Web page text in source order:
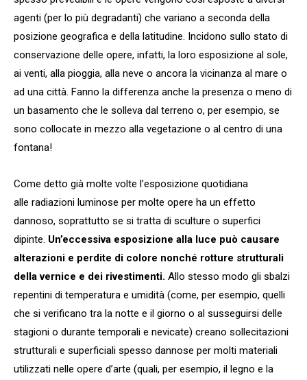
agenti (per lo più degradanti) che variano a seconda della
posizione geografica e della latitudine. Incidono sullo stato di
conservazione delle opere, infatti, la loro esposizione al sole,
ai venti, alla pioggia, alla neve o ancora la vicinanza al mare o
ad una città. Fanno la differenza anche la presenza o meno di
un basamento che le solleva dal terreno o, per esempio, se
sono collocate in mezzo alla vegetazione o al centro di una
fontana!
Come detto già molte volte l’esposizione quotidiana
alle radiazioni luminose per molte opere ha un effetto
dannoso, soprattutto se si tratta di sculture o superfici
dipinte. Un’eccessiva esposizione alla luce può causare
alterazioni e perdite di colore nonché rotture strutturali
della vernice e dei rivestimenti. Allo stesso modo gli sbalzi
repentini di temperatura e umidità (come, per esempio, quelli
che si verificano tra la notte e il giorno o al susseguirsi delle
stagioni o durante temporali e nevicate) creano sollecitazioni
strutturali e superficiali spesso dannose per molti materiali
utilizzati nelle opere d’arte (quali, per esempio, il legno e la